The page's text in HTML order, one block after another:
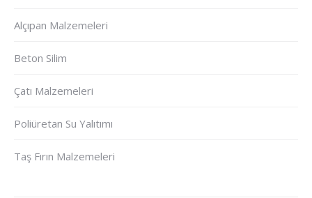
Alçıpan Malzemeleri
Beton Silim
Çatı Malzemeleri
Poliüretan Su Yalıtımı
Taş Fırın Malzemeleri